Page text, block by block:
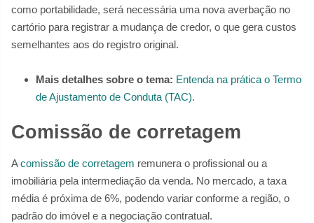
como portabilidade, será necessária uma nova averbação no
cartório para registrar a mudança de credor, o que gera custos
semelhantes aos do registro original.
Mais detalhes sobre o tema: Entenda na prática o Termo
de Ajustamento de Conduta (TAC).
Comissão de corretagem
Acomissão de corretagem remunera o profissional ou a
imobiliária pela intermediação da venda. No mercado, a taxa
média é próxima de 6%, podendo variar conforme a região, o
padrão do imóvel e a negociação contratual.